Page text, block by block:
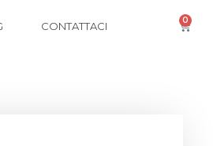
CONTATTACI 0